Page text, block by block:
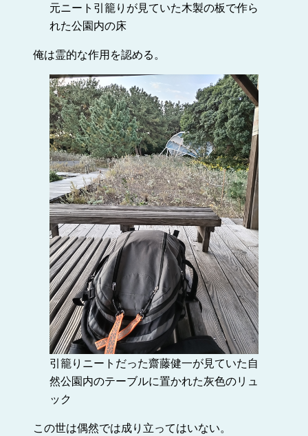
元ニート引籠りが見ていた木製の板で作ら
れた公園内の床
俺は霊的な作用を認める。
引籠りニートだった齋藤健一が見ていた自
然公園内のテーブルに置かれた灰色のリュ
ック
この世は偶然では成り立ってはいない。